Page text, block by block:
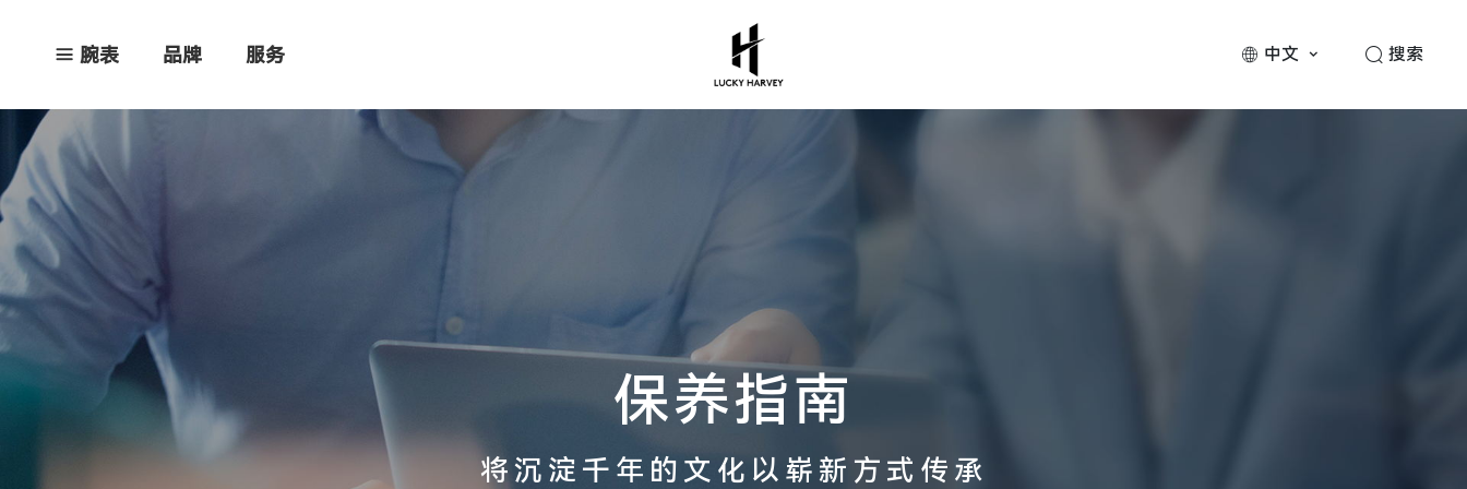
腕表 品牌 服务 中文 搜索
保养指南
将沉淀千年的文化以崭新方式传承